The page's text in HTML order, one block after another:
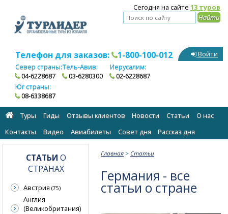
Сегодня на сайте 13 туров
Телефон для заказов: 1-800-100-012
Север страны:
04-6228687
Тель-Авив:
03-6280300
Иерусалим:
02-6228687
Юг страны:
08-6338687
Войти
Туры Гиды Отзывы клиентов Новости Статьи
О нас
Контакты
Видео Авиабилеты Cовет дня Рассказ дня
Главная > Статьи
Германия - все
статьи о стране
СТАТЬИ О
СТРАНАХ
Австрия (75)
Англия
(Великобритания)